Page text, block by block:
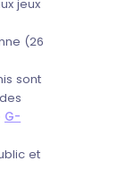
jeux
(26
sont
G-
et